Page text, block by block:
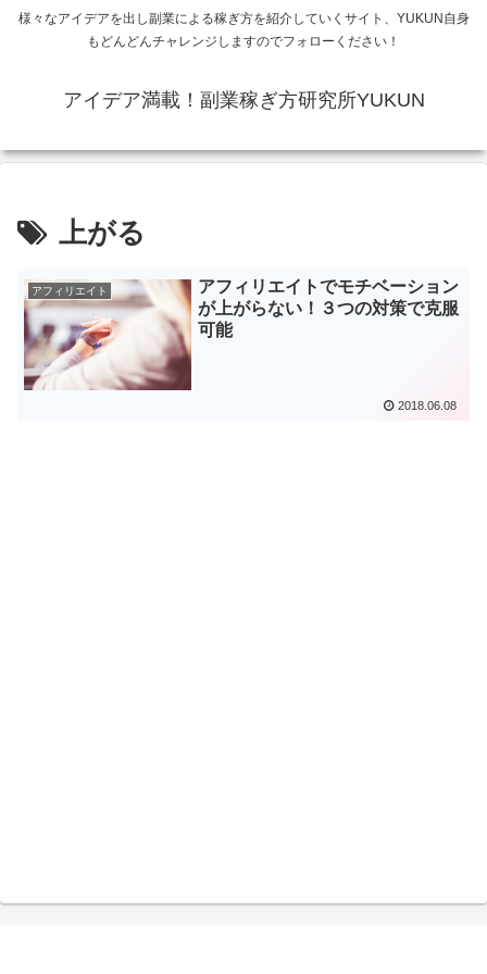
様々なアイデアを出し副業による稼ぎ方を紹介していくサイト、YUKUN自身
もどんどんチャレンジしますのでフォローください！
アイデア満載！副業稼ぎ方研究所YUKUN
上がる
アフィリエイト
アフィリエイトでモチベーション
が上がらない！３つの対策で克服
可能
2018.06.08